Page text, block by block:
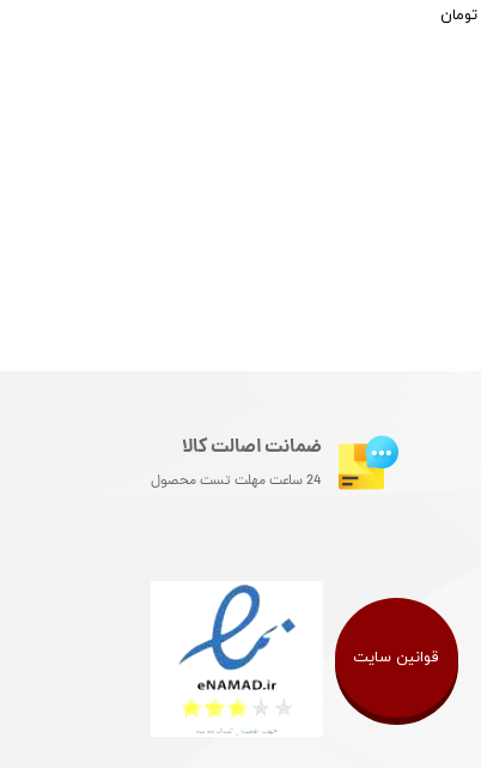
ضمانت اصالت کالا
24 ساعت مهلت تست محصول
قوانین سایت